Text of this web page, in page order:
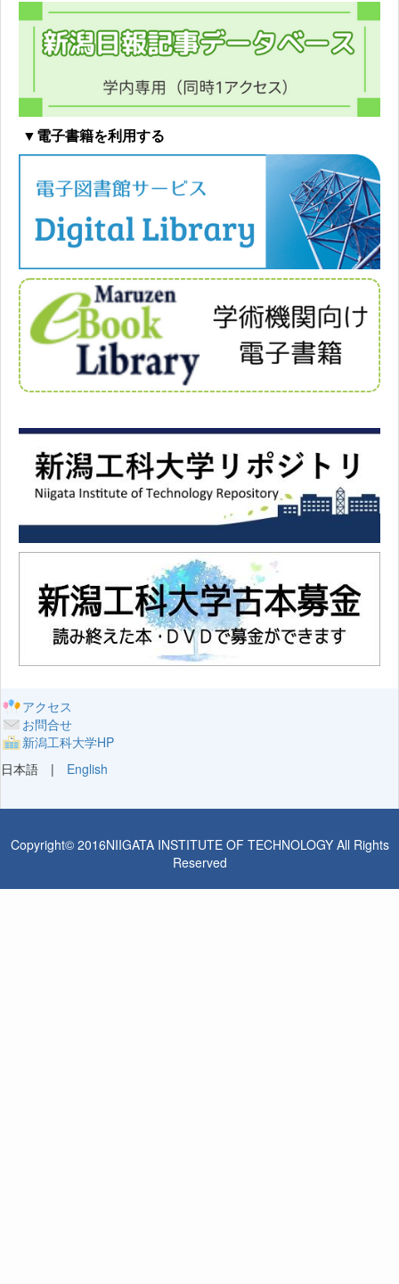
▼電子書籍を利用する
アクセス
お問合せ
新潟工科大学HP
日本語 | English
Copyright© 2016NIIGATA INSTITUTE OF TECHNOLOGY All Rights
Reserved